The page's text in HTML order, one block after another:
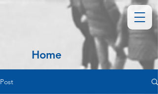
Home
Post